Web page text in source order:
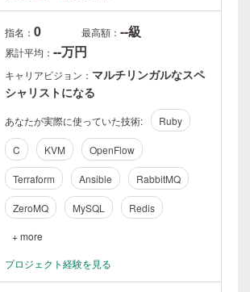
指名： 0 最高額： --級
累計平均： --万円
キャリアビジョン： マルチリンガルなスペ
シャリストになる
あなたが実際に使っていた技術: Ruby
C KVM OpenFlow
Terraform Ansible RabbitMQ
ZeroMQ MySQL Redis
+ more
プロジェクト経験を見る